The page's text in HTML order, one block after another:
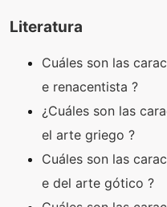
Literatura
Cuáles son las
e renacentista ?
¿Cuáles son las
el arte griego ?
Cuáles son las
e del arte gótico ?